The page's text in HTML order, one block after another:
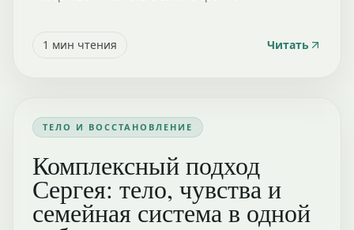
1 мин чтения Читать
ТЕЛО И ВОССТАНОВЛЕНИЕ
Комплексный подход
Сергея: тело, чувства и
семейная система в одной